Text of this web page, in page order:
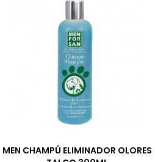
MEN CHAMPÚ ELIMINADOR OLORES